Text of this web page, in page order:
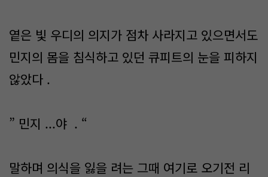
옅은 빛 우디의 의지가 점차 사라지고 있으면서도
민지의 몸을 침식하고 있던 큐피트의 눈을 피하지
않았다 .
” 민지 ...야 . “
말하며 의식을 잃을 려는 그때 여기로 오기전 리